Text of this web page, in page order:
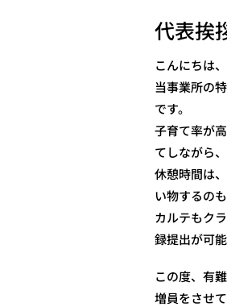
代表挨
こんにちは
当事業所の
です。
子育て率が
てしながら
休憩時間は
い物するの
カルテもク
録提出が可能
この度、有
増員をさせ